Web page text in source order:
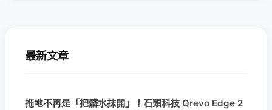
最新文章
拖地不再是「把髒水抹開」！石頭科技 Qrevo Edge 2